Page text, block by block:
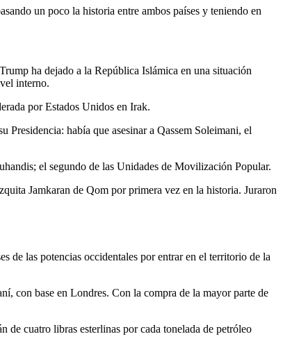
un poco la historia entre ambos países y teniendo en
ha dejado a la República Islámica en una situación
interno.
por Estados Unidos en Irak.
había que asesinar a Qassem Soleimani, el
el segundo de las Unidades de Movilización Popular.
Jamkaran de Qom por primera vez en la historia. Juraron
de las potencias occidentales por entrar en el territorio de la
con base en Londres. Con la compra de la mayor parte de
de cuatro libras esterlinas por cada tonelada de petróleo